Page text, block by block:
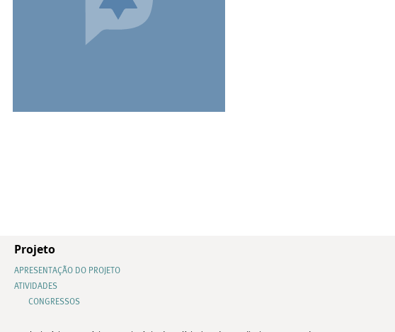
Projeto
APRESENTAÇÃO DO PROJETO
ATIVIDADES
CONGRESSOS